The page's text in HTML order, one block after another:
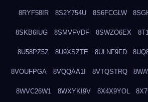
8RYF58IR 8S2Y754U 8S6FCGLW
8SKB6IUG 8SMVFVDF 8SWZO6EX
8U58PZ5Z 8U9XSZTE 8ULNF9FD
8VOUFPGA 8VQQAA1I 8VTQSTRQ
8WVC26W1 8WXYKI9V 8X4X9YOL